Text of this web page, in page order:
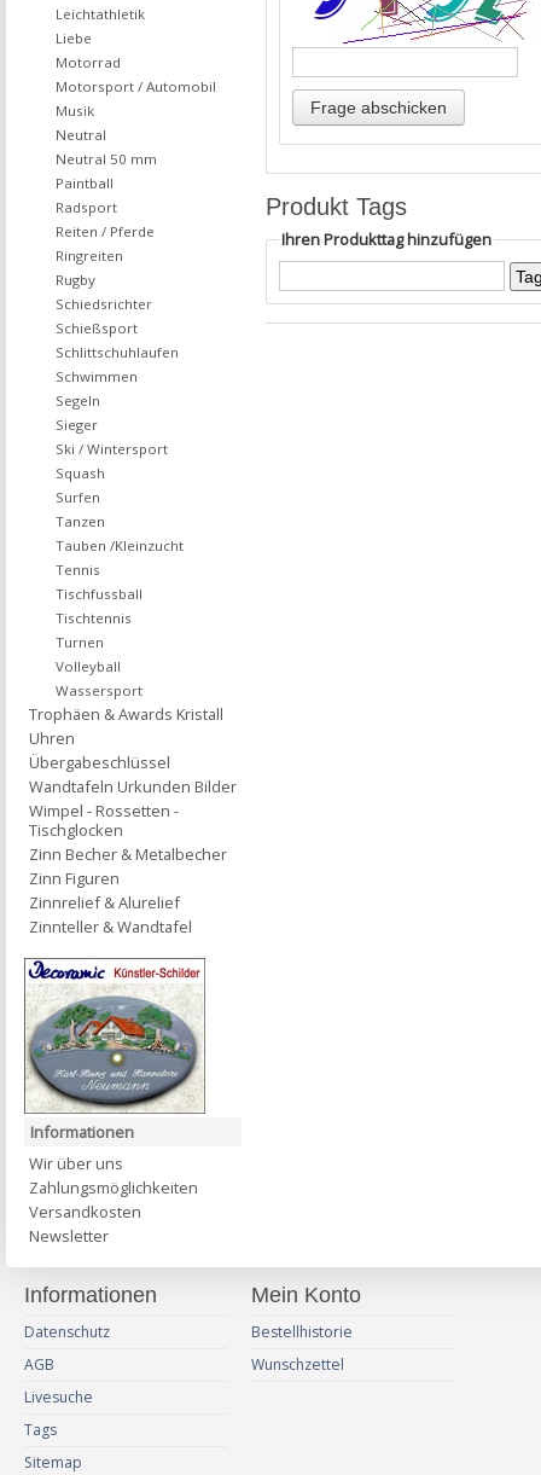
Produkt Tags
Ihren Produkttag hinzufügen
Leichtathletik
Liebe
Motorrad
Motorsport / Automobil
Musik
Neutral
Neutral 50 mm
Paintball
Radsport
Reiten / Pferde
Ringreiten
Rugby
Schiedsrichter
Schießsport
Schlittschuhlaufen
Schwimmen
Segeln
Sieger
Ski / Wintersport
Squash
Surfen
Tanzen
Tauben /Kleinzucht
Tennis
Tischfussball
Tischtennis
Turnen
Volleyball
Wassersport
Trophäen & Awards Kristall
Uhren
Übergabeschlüssel
Wandtafeln Urkunden Bilder
Wimpel - Rossetten -
Tischglocken
Zinn Becher & Metalbecher
Zinn Figuren
Zinnrelief & Alurelief
Zinnteller & Wandtafel
Informationen
Wir über uns
Zahlungsmöglichkeiten
Versandkosten
Newsletter
Informationen
Datenschutz
AGB
Livesuche
Tags
Sitemap
Mein Konto
Bestellhistorie
Wunschzettel